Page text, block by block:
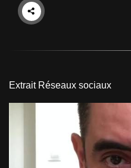
Extrait Réseaux sociaux